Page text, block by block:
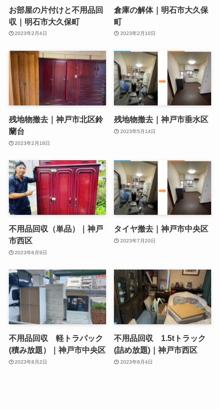
お部屋の片付けと不用品回
収｜明石市大久保町
2023年2月4日
倉庫の解体｜明石市大久保
町
2023年2月10日
残地物撤去｜神戸市北区鈴
蘭台
2023年2月18日
残地物撤去｜神戸市垂水区
2023年5月14日
不用品回収（単品）｜神戸
市西区
2023年6月9日
タイヤ撤去｜神戸市中央区
2023年7月20日
不用品回収 軽トラパック
(積み放題）｜神戸市中央区
2023年8月2日
不用品回収 1.5tトラック
(詰め放題)｜神戸市西区
2023年8月4日